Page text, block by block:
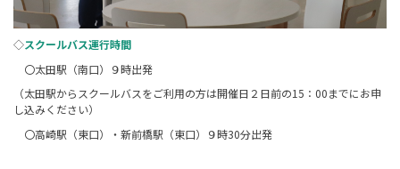
◇スクールバス運行時間
〇太田駅（南口）９時出発
（太田駅からスクールバスをご利用の方は開催日２日前の15：00までにお申
し込みください）
〇高崎駅（東口）・新前橋駅（東口）９時30分出発